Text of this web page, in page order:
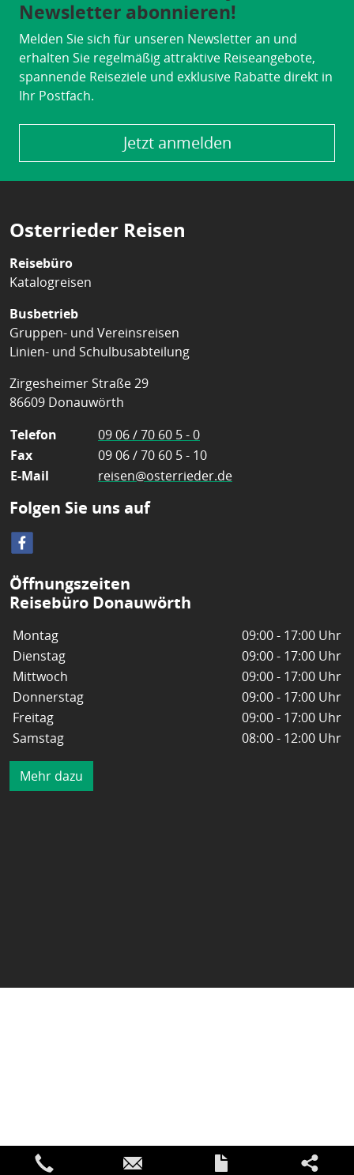
Newsletter abonnieren!
Melden Sie sich für unseren Newsletter an und
erhalten Sie regelmäßig attraktive Reiseangebote,
spannende Reiseziele und exklusive Rabatte direkt in
Ihr Postfach.
Jetzt anmelden
Osterrieder Reisen
Reisebüro
Katalogreisen
Busbetrieb
Gruppen- und Vereinsreisen
Linien- und Schulbusabteilung
Zirgesheimer Straße 29
86609 Donauwörth
Telefon
09 06 / 70 60 5 - 0
Fax
09 06 / 70 60 5 - 10
E-Mail
reisen@osterrieder.de
Folgen Sie uns auf
Öffnungszeiten
Reisebüro Donauwörth
Montag
09:00 - 17:00 Uhr
Dienstag
09:00 - 17:00 Uhr
Mittwoch
09:00 - 17:00 Uhr
Donnerstag
09:00 - 17:00 Uhr
Freitag
09:00 - 17:00 Uhr
Samstag
08:00 - 12:00 Uhr
Mehr dazu